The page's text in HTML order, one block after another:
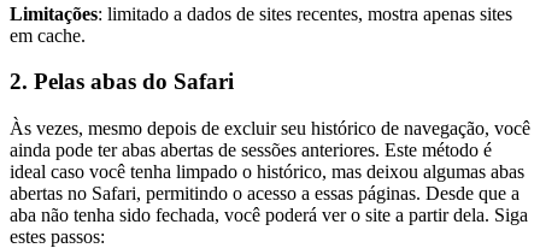
Limitações: limitado a dados de sites recentes, mostra apenas sites
em cache.
2. Pelas abas do Safari
Às vezes, mesmo depois de excluir seu histórico de navegação, você
ainda pode ter abas abertas de sessões anteriores. Este método é
ideal caso você tenha limpado o histórico, mas deixou algumas abas
abertas no Safari, permitindo o acesso a essas páginas. Desde que a
aba não tenha sido fechada, você poderá ver o site a partir dela. Siga
estes passos: